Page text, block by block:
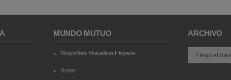
MUNDO MUTUO
Blogosfera Mutualista Hispana
Home
ARCHIVO
Archivo